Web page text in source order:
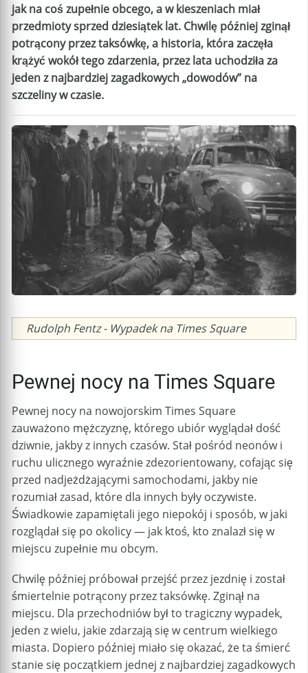
jak na coś zupełnie obcego, a w kieszeniach miał
przedmioty sprzed dziesiątek lat. Chwilę później zginął
potrącony przez taksówkę, a historia, która zaczęła
krążyć wokół tego zdarzenia, przez lata uchodziła za
jeden z najbardziej zagadkowych „dowodów” na
szczeliny w czasie.
Caption
Rudolph Fentz - Wypadek na Times Square
Pewnej nocy na Times Square
Pewnej nocy na nowojorskim Times Square
zauważono mężczyznę, którego ubiór wyglądał dość
dziwnie, jakby z innych czasów. Stał pośród neonów i
ruchu ulicznego wyraźnie zdezorientowany, cofając się
przed nadjeżdżającymi samochodami, jakby nie
rozumiał zasad, które dla innych były oczywiste.
Świadkowie zapamiętali jego niepokój i sposób, w jaki
rozglądał się po okolicy — jak ktoś, kto znalazł się w
miejscu zupełnie mu obcym.
Chwilę później próbował przejść przez jezdnię i został
śmiertelnie potrącony przez taksówkę. Zginął na
miejscu. Dla przechodniów był to tragiczny wypadek,
jeden z wielu, jakie zdarzają się w centrum wielkiego
miasta. Dopiero później miało się okazać, że ta śmierć
stanie się początkiem jednej z najbardziej zagadkowych